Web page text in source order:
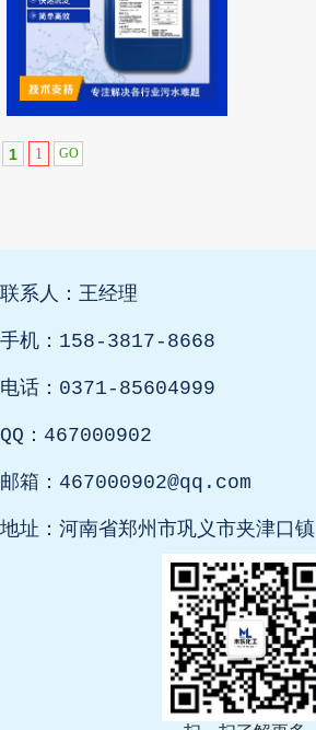
1 1
联系人：王经理
手机：158-3817-8668
电话：0371-85604999
QQ：467000902
邮箱：467000902@qq.com
地址：河南省郑州市巩义市夹津口镇